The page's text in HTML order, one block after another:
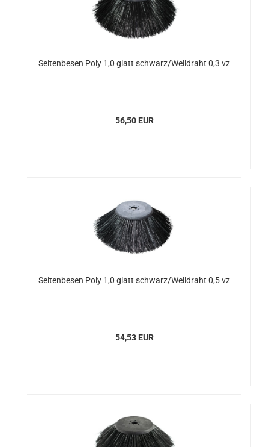
Seitenbesen Poly 1,0 glatt schwarz/Welldraht 0,3 vz
56,50 EUR
Seitenbesen Poly 1,0 glatt schwarz/Welldraht 0,5 vz
54,53 EUR